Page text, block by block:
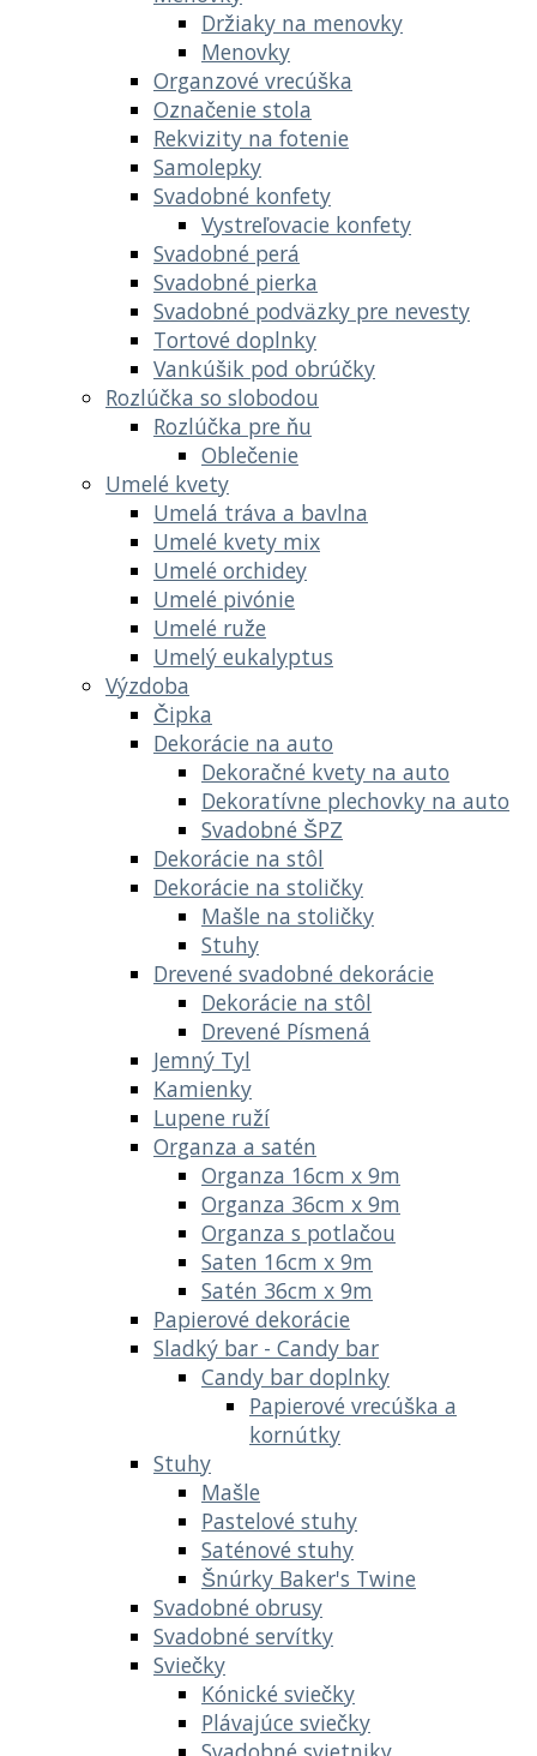
Držiaky na menovky
Menovky
Organzové vrecúška
Označenie stola
Rekvizity na fotenie
Samolepky
Svadobné konfety
Vystreľovacie konfety
Svadobné perá
Svadobné pierka
Svadobné podväzky pre nevesty
Tortové doplnky
Vankúšik pod obrúčky
Rozlúčka so slobodou
Rozlúčka pre ňu
Oblečenie
Umelé kvety
Umelá tráva a bavlna
Umelé kvety mix
Umelé orchidey
Umelé pivónie
Umelé ruže
Umelý eukalyptus
Výzdoba
Čipka
Dekorácie na auto
Dekoračné kvety na auto
Dekoratívne plechovky na auto
Svadobné ŠPZ
Dekorácie na stôl
Dekorácie na stoličky
Mašle na stoličky
Stuhy
Drevené svadobné dekorácie
Dekorácie na stôl
Drevené Písmená
Jemný Tyl
Kamienky
Lupene ruží
Organza a satén
Organza 16cm x 9m
Organza 36cm x 9m
Organza s potlačou
Saten 16cm x 9m
Satén 36cm x 9m
Papierové dekorácie
Sladký bar - Candy bar
Candy bar doplnky
Papierové vrecúška a
kornútky
Stuhy
Mašle
Pastelové stuhy
Saténové stuhy
Šnúrky Baker's Twine
Svadobné obrusy
Svadobné servítky
Sviečky
Kónické sviečky
Plávajúce sviečky